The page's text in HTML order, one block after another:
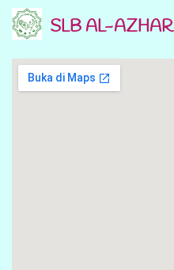
SLB AL-AZHAR